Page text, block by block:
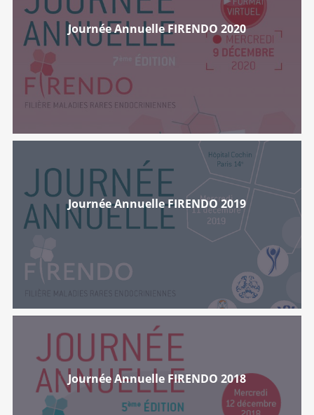
Journée Annuelle FIRENDO 2020
Journée Annuelle FIRENDO 2019
Journée Annuelle FIRENDO 2018